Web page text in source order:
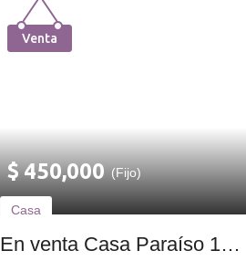
Venta
$450,000 (Fijo)
Casa
En venta Casa Paraíso 1